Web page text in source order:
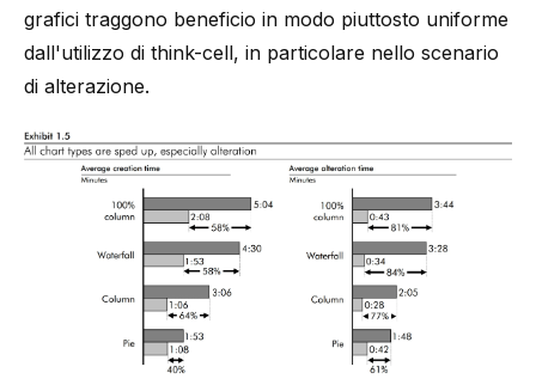
grafici traggono beneficio in modo piuttosto uniforme
dall'utilizzo di think-cell, in particolare nello scenario
di alterazione.